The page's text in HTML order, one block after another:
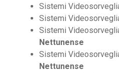
Sistemi
Sistemi
Sistemi
Nettunense
Sistemi
Nettunense